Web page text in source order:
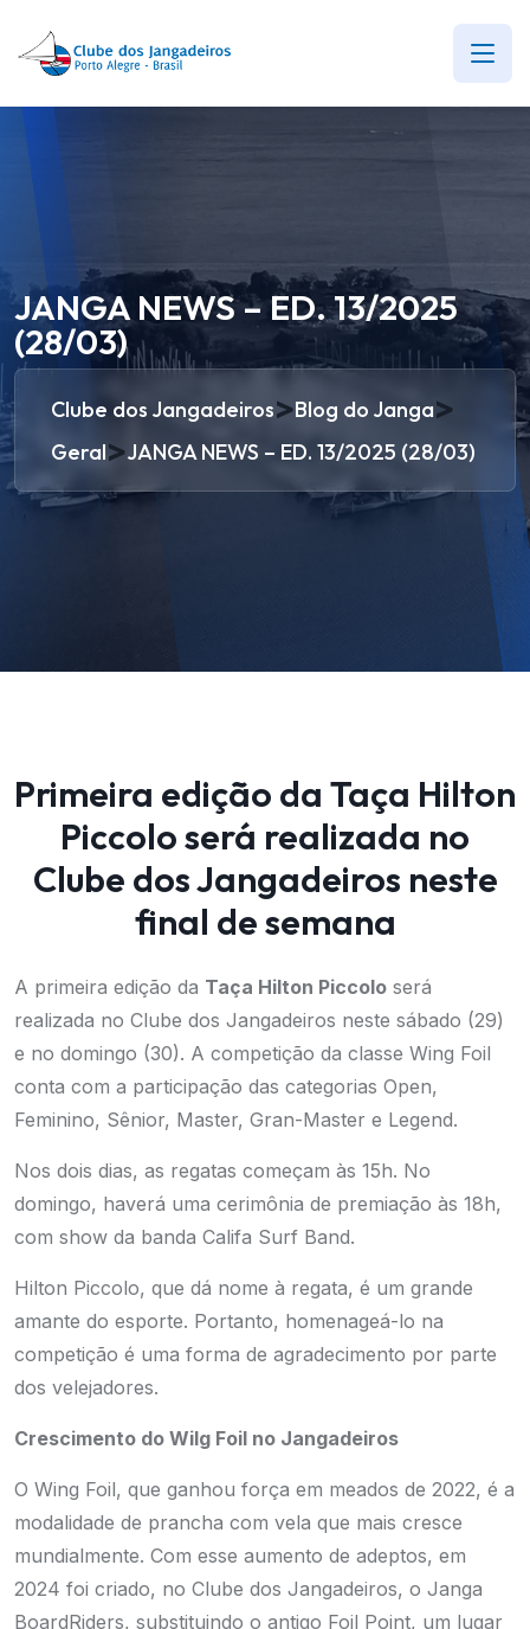
JANGA NEWS – ED. 13/2025
(28/03)
Clube dos Jangadeiros>Blog do Janga>
Geral>JANGA NEWS – ED. 13/2025 (28/03)
Primeira edição da Taça Hilton
Piccolo será realizada no
Clube dos Jangadeiros neste
final de semana
A primeira edição da Taça Hilton Piccolo será
realizada no Clube dos Jangadeiros neste sábado (29)
e no domingo (30). A competição da classe Wing Foil
conta com a participação das categorias Open,
Feminino, Sênior, Master, Gran-Master e Legend.
Nos dois dias, as regatas começam às 15h. No
domingo, haverá uma cerimônia de premiação às 18h,
com show da banda Califa Surf Band.
Hilton Piccolo, que dá nome à regata, é um grande
amante do esporte. Portanto, homenageá-lo na
competição é uma forma de agradecimento por parte
dos velejadores.
Crescimento do Wilg Foil no Jangadeiros
O Wing Foil, que ganhou força em meados de 2022, é a
modalidade de prancha com vela que mais cresce
mundialmente. Com esse aumento de adeptos, em
2024 foi criado, no Clube dos Jangadeiros, o Janga
BoardRiders, substituindo o antigo Foil Point, um lugar